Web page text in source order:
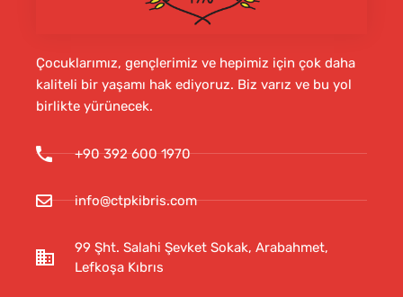
Çocuklarımız, gençlerimiz ve hepimiz için çok daha
kaliteli bir yaşamı hak ediyoruz. Biz varız ve bu yol
birlikte yürünecek.
+90 392 600 1970
info@ctpkibris.com
99 Şht. Salahi Şevket Sokak, Arabahmet,
Lefkoşa Kıbrıs